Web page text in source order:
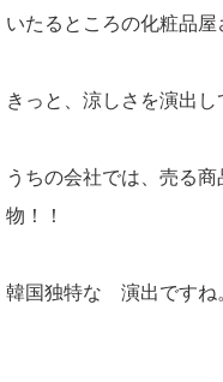
いたるところの化粧品屋
きっと、涼しさを演出し
うちの会社では、売る
物！！
韓国独特な 演出ですね